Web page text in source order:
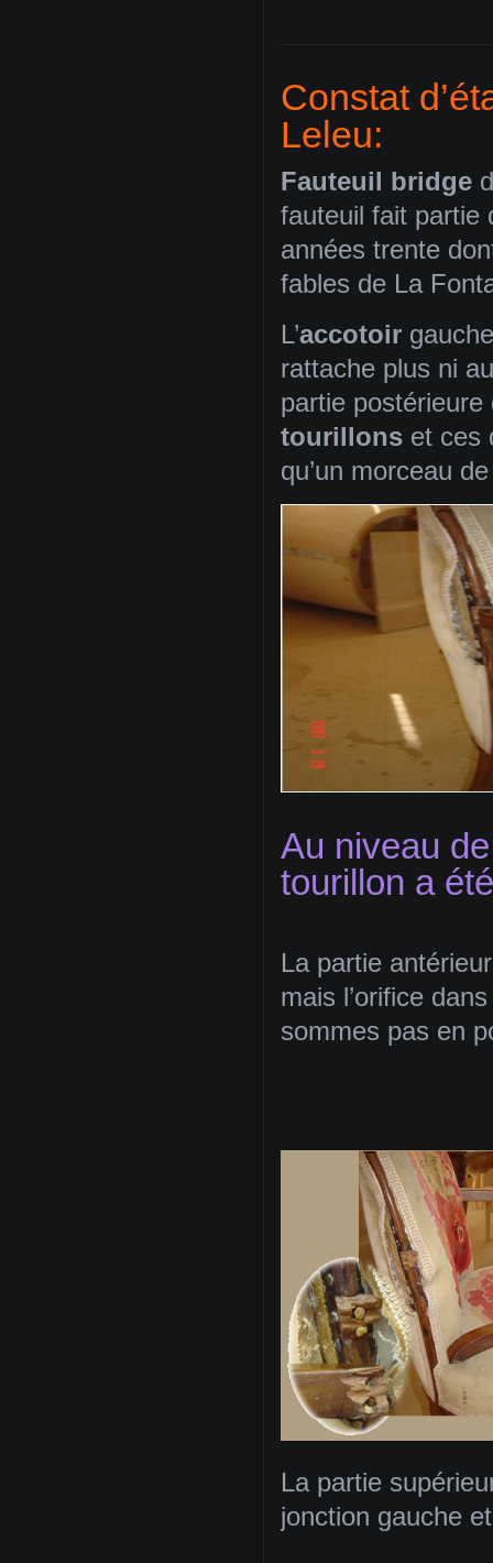
Constat
Leleu:
Fauteuil bridge
fauteuil fait partie
années trente
fables de La
L’accotoir
rattache plus ni
partie postérieure
tourillons et ces
qu’un morceau de
Au niveau
tourillon a
La partie
mais l’orifice
sommes pas en
La partie
jonction gauche